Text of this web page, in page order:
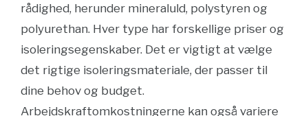
rådighed, herunder mineraluld, polystyren og
polyurethan. Hver type har forskellige priser og
isoleringsegenskaber. Det er vigtigt at vælge
det rigtige isoleringsmateriale, der passer til
dine behov og budget.
Arbejdskraftomkostningerne kan også variere